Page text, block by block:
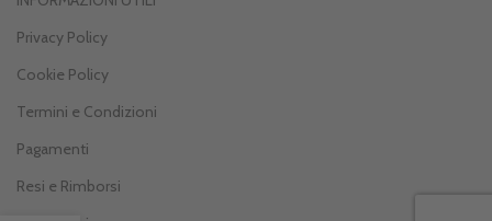
Privacy Policy
Cookie Policy
Termini e Condizioni
Pagamenti
Resi e Rimborsi